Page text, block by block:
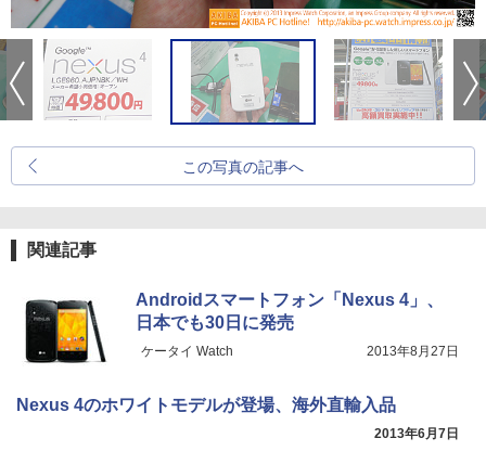
この写真の記事へ
関連記事
Androidスマートフォン「Nexus 4」、
日本でも30日に発売
ケータイ Watch 2013年8月27日
Nexus 4のホワイトモデルが登場、海外直輸入品
2013年6月7日